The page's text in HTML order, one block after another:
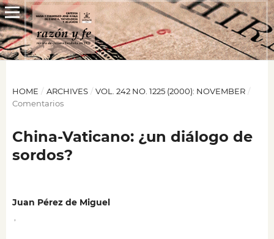
HOME / ARCHIVES / VOL. 242 NO. 1225 (2000): NOVEMBER /
Comentarios
China-Vaticano: ¿un diálogo de
sordos?
Juan Pérez de Miguel